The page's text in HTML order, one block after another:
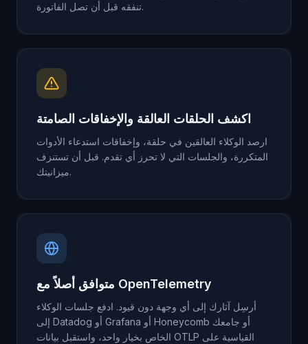
تنفقه قبل أن تصل الفاتورة.
اكشف الحلقات العالقة والإخفاقات الصامتة
ارصد الوكلاء العالقين في حلقة، وإخفاقات استدعاء الأدوات
المتكررة، والجلسات التي لا تحرز أي تقدم. قبل أن تستنزف
ميزانيتك.
متوافق أصلاً مع OpenTelemetry
أرسِل آثارك إلى أي وجهة دون قيود. ادفع جلسات الوكلاء
إلى Datadog أو Grafana أو Honeycomb أو جامعك
الخاص بخيار واحد، واستقبل بيانات OTLP القياسية على